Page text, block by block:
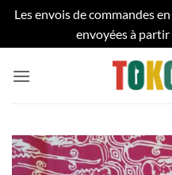
Les envois de commandes
envoyées à